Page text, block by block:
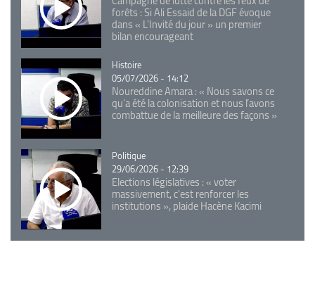
forêts : Si Ali Essaid de la DGF évoque
dans « L'Invité du jour » un premier
bilan encourageant
Catégorie
Histoire
05/07/2026 - 14:12
Noureddine Amara : « Nous savons ce
qu’a été la colonisation et nous l’avons
combattue de la meilleure des façons »
Catégorie
Politique
29/06/2026 - 12:39
Elections législatives : « voter
massivement, c'est renforcer les
institutions », plaide Hacène Kacimi